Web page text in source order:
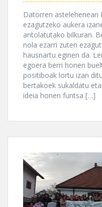
Datorren astelehenean
ezagutzeko aukera
antolatutako bilkuran.
nola ezarri zuten
hausnartu eginen da.
egoera berri honen
positiboak lortu izan
bertakoek sukaldatu
ideia honen funtsa […]